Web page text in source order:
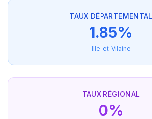
TAUX DÉPARTEMENTAL
1.85%
Ille-et-Vilaine
TAUX RÉGIONAL
0%